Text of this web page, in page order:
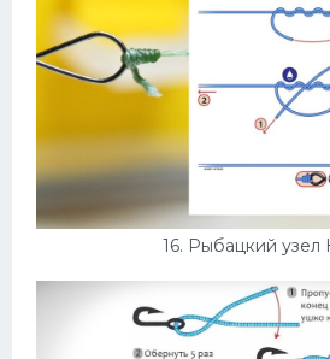
16. Рыбацкий узел